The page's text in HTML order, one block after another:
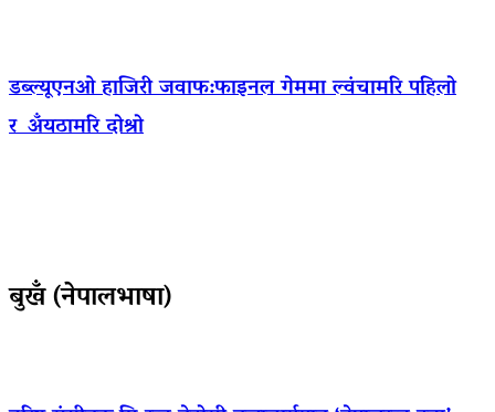
डब्ल्यूएनओ हाजिरी जवाफ:फाइनल गेममा ल्वंचामरि पहिलो
र अँयठामरि दोश्रो
बुखँ (नेपालभाषा)